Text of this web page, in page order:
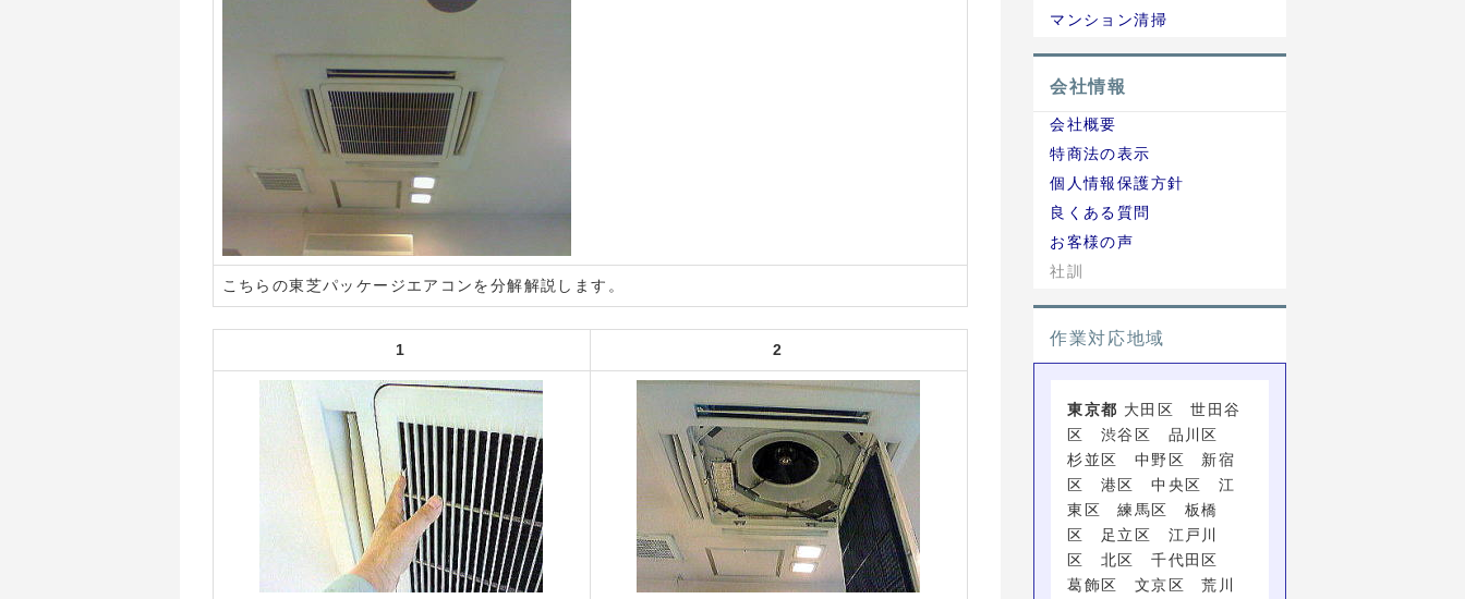
こちらの東芝パッケージエアコンを分解解説します。
1 2
マンション清掃
会社情報
会社概要
特商法の表示
個人情報保護方針
良くある質問
お客様の声
社訓
作業対応地域
東京都 大田区 世田谷
区 渋谷区 品川区
杉並区 中野区 新宿
区 港区 中央区 江
東区 練馬区 板橋
区 足立区 江戸川
区 北区 千代田区
葛飾区 文京区 荒川